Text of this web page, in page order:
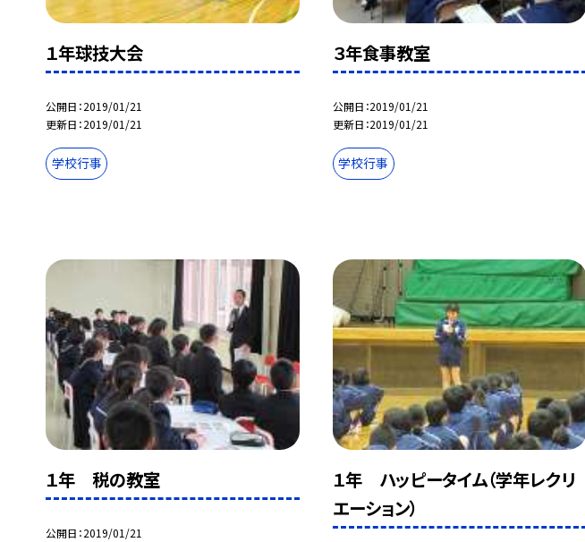
１年球技大会
公開日 2019/01/21
更新日 2019/01/21
学校行事
３年食事教室
公開日 2019/01/21
更新日 2019/01/21
学校行事
１年 税の教室
公開日 2019/01/21
１年 ハッピータイム（学年レクリ
エーション）